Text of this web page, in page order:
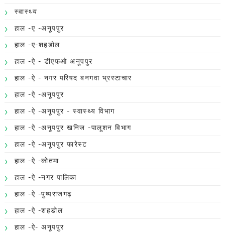
स्वास्थ्य
हाल -ए -अनूपपुर
हाल -ए-शहडोल
हाल -ऐ - डीएफओ अनूपपुर
हाल -ऐ - नगर परिषद बनगवा भ्रस्टाचार
हाल -ऐ -अनूपपुर
हाल -ऐ -अनूपपुर - स्वास्थ्य विभाग
हाल -ऐ -अनूपपुर खनिज -पालूशन विभाग
हाल -ऐ -अनूपपुर फारेस्ट
हाल -ऐ -कोतमा
हाल -ऐ -नगर पालिका
हाल -ऐ -पुष्पराजगढ़
हाल -ऐ -शहडोल
हाल -ऐ- अनूपपुर